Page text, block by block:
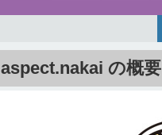
aspect.nakai の概要